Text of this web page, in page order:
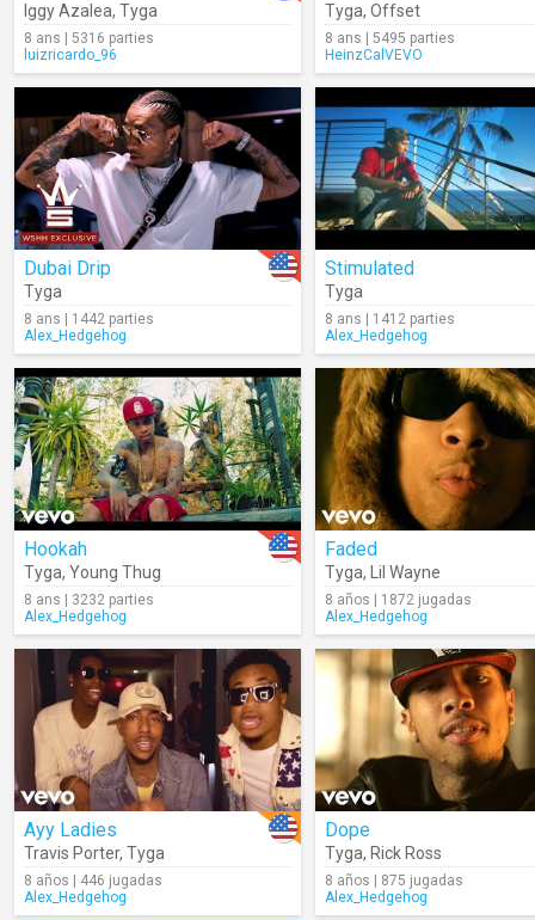
Iggy Azalea, Tyga
8 ans | 5316 parties
luizricardo_96
Tyga, Offset
8 ans | 5495 parties
HeinzCalVEVO
Dubai Drip
Tyga
8 ans | 1442 parties
Alex_Hedgehog
Stimulated
Tyga
8 ans | 1412 parties
Alex_Hedgehog
Hookah
Tyga, Young Thug
8 ans | 3232 parties
Alex_Hedgehog
Faded
Tyga, Lil Wayne
8 años | 1872 jugadas
Alex_Hedgehog
Ayy Ladies
Travis Porter, Tyga
8 años | 446 jugadas
Alex_Hedgehog
Dope
Tyga, Rick Ross
8 años | 875 jugadas
Alex_Hedgehog